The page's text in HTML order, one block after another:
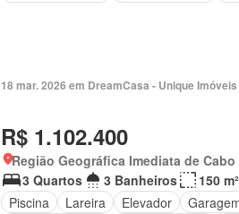
18 mar. 2026 em DreamCasa - Unique
R$ 1.102.400
Região Geográfica Imediata de
3 Quartos
3 Banheiros
150 m²
Piscina
Lareira Elevador